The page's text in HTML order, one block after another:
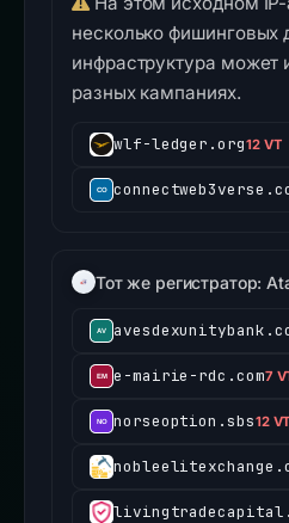
несколько
инфраструктура может
разных кампаниях.
wlf-ledger.org12 VT
Тот же регистратор:
e-mairie-rdc.com7
norseoption.sbs12 VT